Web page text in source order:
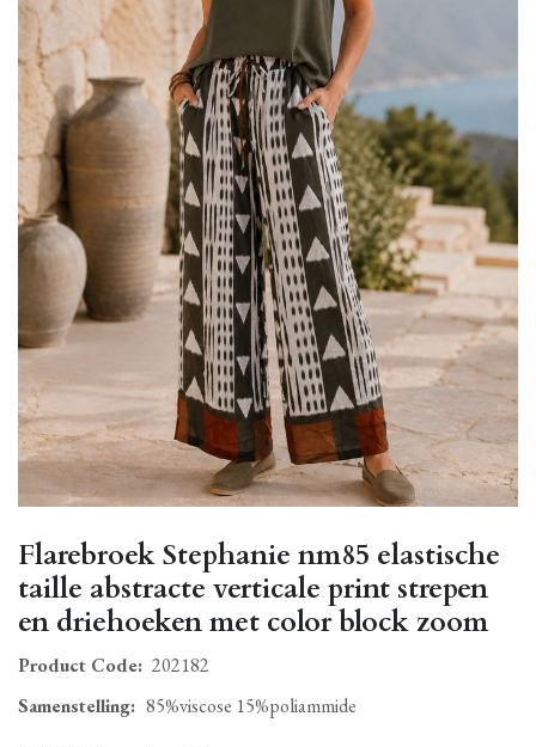
Flarebroek Stephanie nm85 elastische
taille abstracte verticale print strepen
en driehoeken met color block zoom
Product Code: 202182
Samenstelling: 85%viscose 15%poliammide